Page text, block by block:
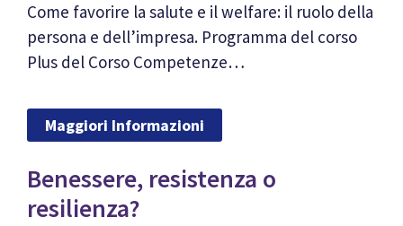
Come favorire la salute e il welfare: il ruolo della
persona e dell’impresa. Programma del corso
Plus del Corso Competenze…
Maggiori Informazioni
Benessere, resistenza o
resilienza?